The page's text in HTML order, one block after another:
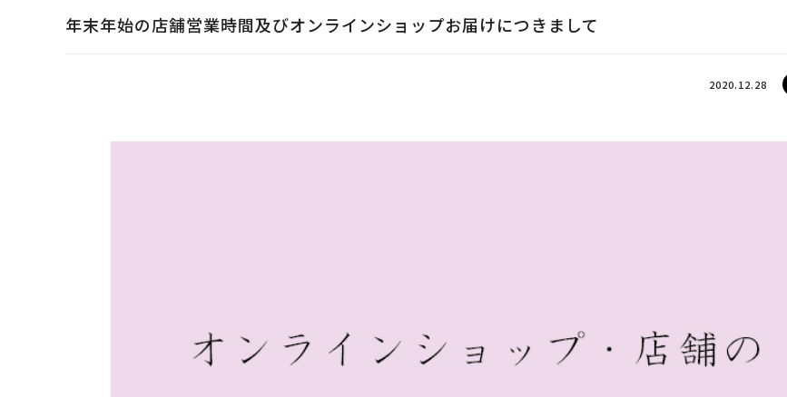
年末年始の店舗営業時間及びオンラインショップお届けにつきまして
2020.12.28